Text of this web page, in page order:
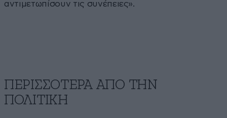
αντιμετωπίσουν τις συνέπειες».
ΠΕΡΙΣΣΟΤΕΡΑ ΑΠΟ ΤΗΝ
ΠΟΛΙΤΙΚΗ